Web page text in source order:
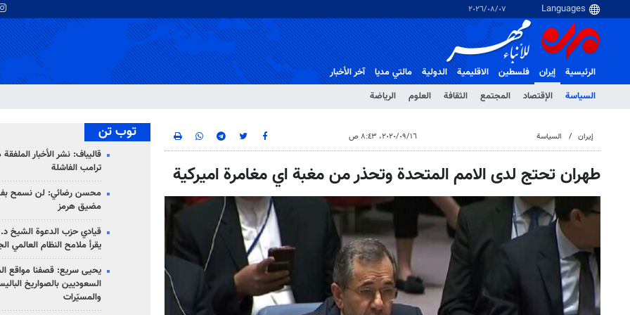
٠٧‏/٠٨‏/٢٠٢٦
الرئيسية
إيران
السياسة
الإقتصاد المجتمع الثقافة العلوم الرياضة
فلسطین الاقلیمیة الدولية مالتي مدیا آخر الأخبار
إيران السياسة ١٦‏/٠٩‏/٢٠٢٠، ٨:٤٣ ص
طهران تحتج لدى الامم المتحدة وتحذر من مغبة اي مغامرة اميركية
توب تن
قاليباف: نشر الأخبار
ترامب الفاشلة
محسن رضائي: لن نسمح
مضيق هرمز
قيادي حزب الدعوة الشيخ
يقرأ ملامح النظام العالمي
يحيى سريع: قصفنا مواقع
السعوديين بالصواريخ
والمسيّرات